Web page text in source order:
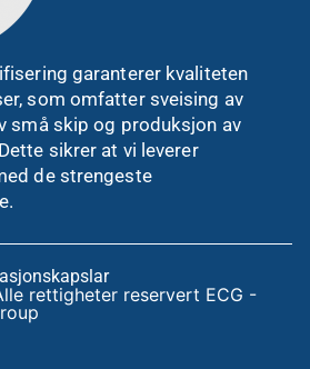
garanterer kvaliteten
som omfatter sveising av
små skip og produksjon av
sikrer at vi leverer
de strengeste
rettigheter reservert ECG -